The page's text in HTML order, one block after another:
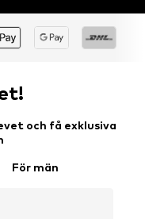
och få exklusiva
För män